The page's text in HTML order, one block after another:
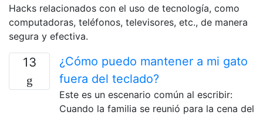
Hacks relacionados con el uso de tecnología, como
computadoras, teléfonos, televisores, etc., de manera
segura y efectiva.
13
¿Cómo puedo mantener a mi gato
fuera del teclado?
Este es un escenario común al escribir:
Cuando la familia se reunió para la cena del